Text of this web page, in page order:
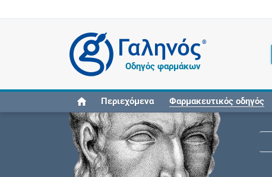
®
Οδηγός φαρμάκων
Περιεχόμενα Φαρμακευτικός οδηγός